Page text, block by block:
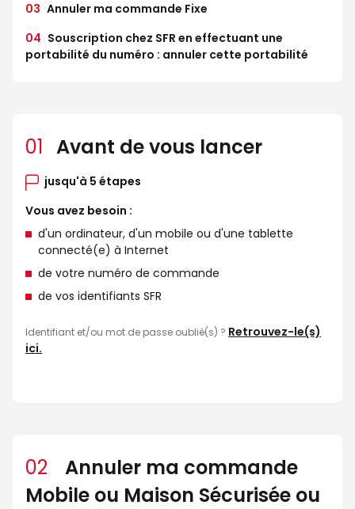
03 Annuler ma commande Fixe
04 Souscription chez SFR en effectuant une
portabilité du numéro : annuler cette portabilité
01 Avant de vous lancer
jusqu'à 5 étapes
Vous avez besoin :
d'un ordinateur, d'un mobile ou d'une tablette
connecté(e) à Internet
de votre numéro de commande
de vos identifiants SFR
Identifiant et/ou mot de passe oublié(s) ? Retrouvez-le(s)
ici.
02
Annuler ma commande
Mobile ou Maison Sécurisée ou